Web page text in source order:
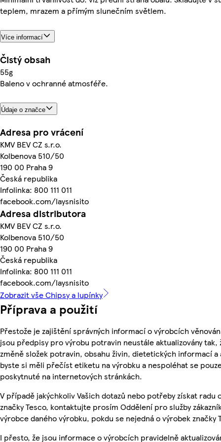
teplem, mrazem a přímým slunečním světlem.
Více informací
Čistý obsah
55g
Baleno v ochranné atmosféře.
Údaje o značce
Adresa pro vrácení
KMV BEV CZ s.r.o.
Kolbenova 510/50
190 00 Praha 9
Česká republika
Infolinka: 800 111 011
facebook.com/laysnisito
Adresa distributora
KMV BEV CZ s.r.o.
Kolbenova 510/50
190 00 Praha 9
Česká republika
Infolinka: 800 111 011
facebook.com/laysnisito
Zobrazit vše Chipsy a lupínky
Příprava a použití
Přestože je zajištění správných informací o výrobcích
jsou předpisy pro výrobu potravin neustále aktualizovány tak,
změně složek potravin, obsahu živin, dietetických informací a
byste si měli přečíst etiketu na výrobku a nespoléhat se
poskytnuté na internetových stránkách.
V případě jakýchkoliv Vašich dotazů nebo potřeby získat radu
značky Tesco, kontaktujte prosím Oddělení pro služby
výrobce daného výrobku, pokdu se nejedná o výrobek značky
I přesto, že jsou informace o výrobcích pravidelně